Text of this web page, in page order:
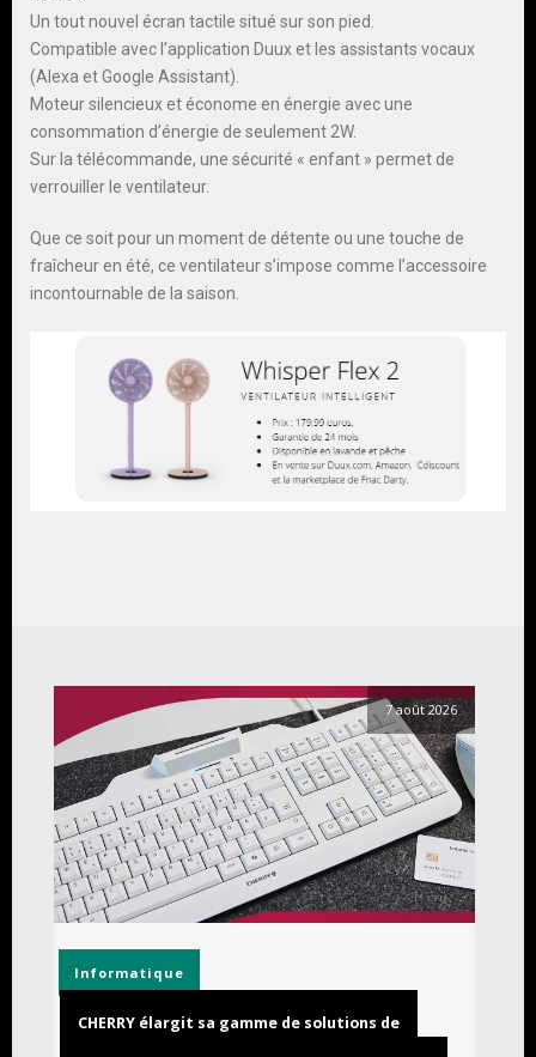
Un tout nouvel écran tactile situé sur son pied.
Compatible avec l’application Duux et les assistants vocaux
(Alexa et Google Assistant).
Moteur silencieux et économe en énergie avec une
consommation d’énergie de seulement 2W.
Sur la télécommande, une sécurité « enfant » permet de
verrouiller le ventilateur.
Que ce soit pour un moment de détente ou une touche de
fraîcheur en été, ce ventilateur s’impose comme l’accessoire
incontournable de la saison.
7 août 2026
Informatique
CHERRY élargit sa gamme de solutions de